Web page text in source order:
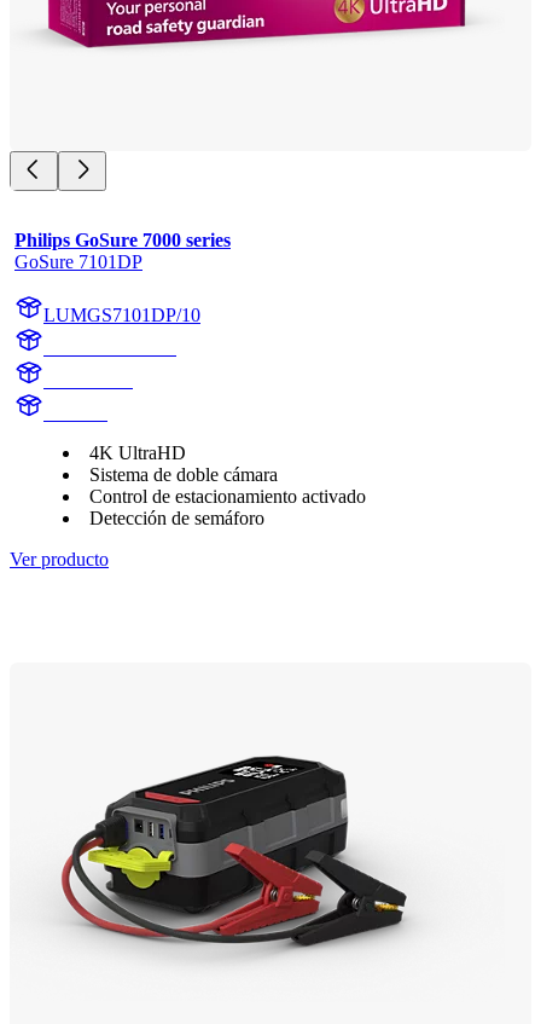
Philips GoSure 7000 series
GoSure 7101DP
LUMGS7101DP/10
4K UltraHD
Sistema de doble cámara
Control de estacionamiento activado
Detección de semáforo
Ver producto